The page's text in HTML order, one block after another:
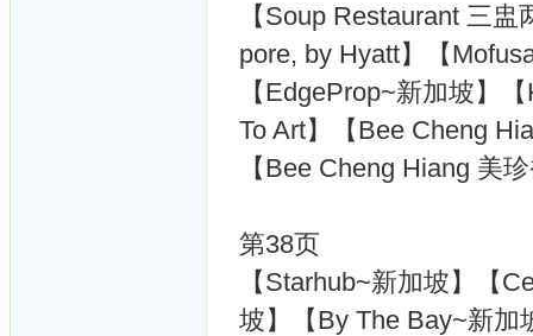
【Soup Restaurant 三
pore, by Hyatt】【
【EdgeProp~新加坡】
To Art】【Bee Cheng
【Bee Cheng Hiang 美
第38页
【Starhub~新加坡】【
坡】【By The Bay~新加